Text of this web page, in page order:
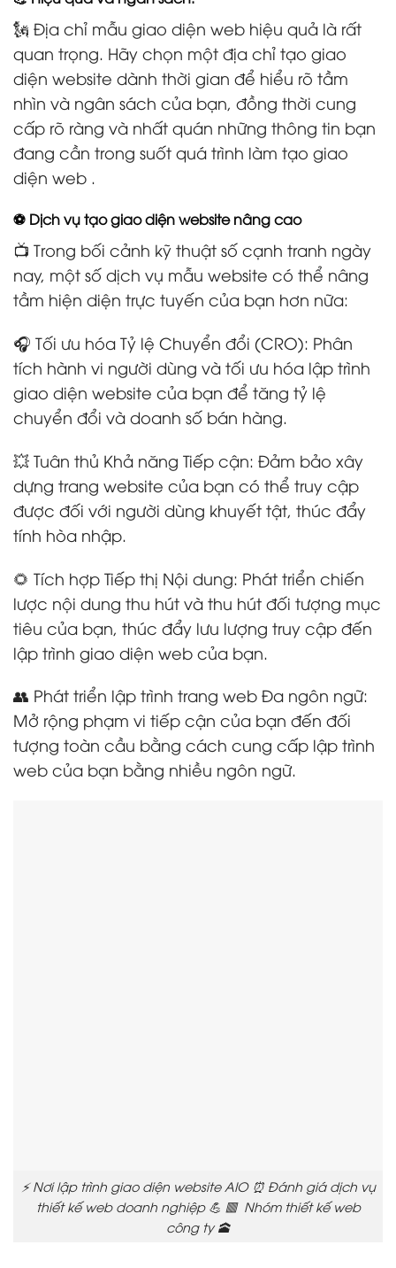
🗽 Địa chỉ mẫu giao diện web hiệu quả là rất
quan trọng. Hãy chọn một địa chỉ tạo giao
diện website dành thời gian để hiểu rõ tầm
nhìn và ngân sách của bạn, đồng thời cung
cấp rõ ràng và nhất quán những thông tin bạn
đang cần trong suốt quá trình làm tạo giao
diện web .
⚽ Dịch vụ tạo giao diện website nâng cao
📺 Trong bối cảnh kỹ thuật số cạnh tranh ngày
nay, một số dịch vụ mẫu website có thể nâng
tầm hiện diện trực tuyến của bạn hơn nữa:
🎧 Tối ưu hóa Tỷ lệ Chuyển đổi (CRO): Phân
tích hành vi người dùng và tối ưu hóa lập trình
giao diện website của bạn để tăng tỷ lệ
chuyển đổi và doanh số bán hàng.
💥 Tuân thủ Khả năng Tiếp cận: Đảm bảo xây
dựng trang website của bạn có thể truy cập
được đối với người dùng khuyết tật, thúc đẩy
tính hòa nhập.
🌻 Tích hợp Tiếp thị Nội dung: Phát triển chiến
lược nội dung thu hút và thu hút đối tượng mục
tiêu của bạn, thúc đẩy lưu lượng truy cập đến
lập trình giao diện web của bạn.
👥 Phát triển lập trình trang web Đa ngôn ngữ:
Mở rộng phạm vi tiếp cận của bạn đến đối
tượng toàn cầu bằng cách cung cấp lập trình
web của bạn bằng nhiều ngôn ngữ.
⚡ Nơi lập trình giao diện website AIO ⏰ Đánh giá dịch vụ
thiết kế web doanh nghiệp 💪 🟥 Nhóm thiết kế web
công ty 🕋